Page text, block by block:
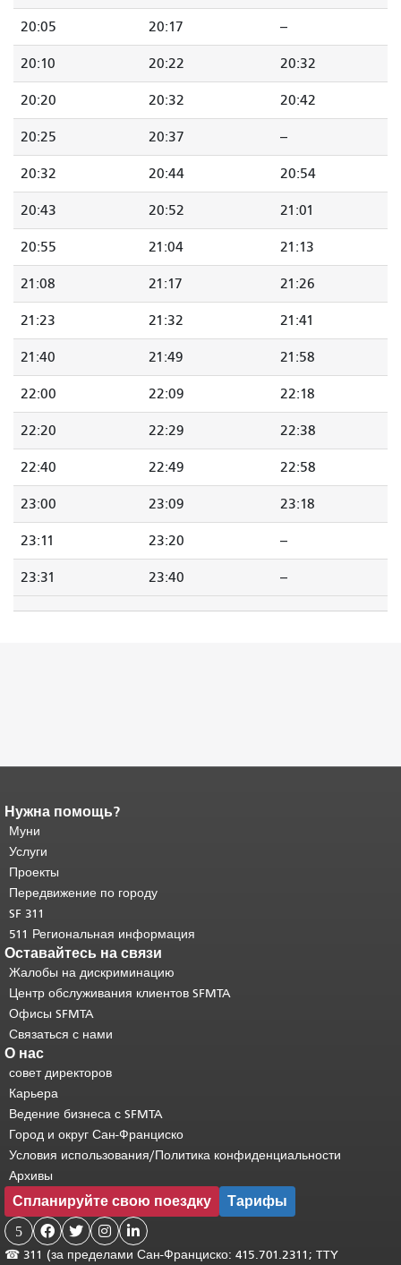
20:05 20:17 --
20:10 20:22 20:32
20:20 20:32 20:42
20:25 20:37 --
20:32 20:44 20:54
20:43 20:52 21:01
20:55 21:04 21:13
21:08 21:17 21:26
21:23 21:32 21:41
21:40 21:49 21:58
22:00 22:09 22:18
22:20 22:29 22:38
22:40 22:49 22:58
23:00 23:09 23:18
23:11 23:20 --
23:31 23:40 --
Конец содержимого
страницы.
страницы повторяется на каждой
странице.
основного содержимого .
Нужна помощь?
Муни
Услуги
Проекты
Передвижение по городу
SF 311
511 Региональная информация
Оставайтесь на связи
Жалобы на дискриминацию
Центр обслуживания клиентов SFMTA
Офисы SFMTA
Связаться с нами
О нас
совет директоров
Карьера
Ведение бизнеса с SFMTA
Город и округ Сан-Франциско
Условия использования/Политика конфиденциальности
Архивы
Спланируйте свою поездку Тарифы
5    
☎ 311 (за пределами Сан-Франциско: 415.701.2311; TTY